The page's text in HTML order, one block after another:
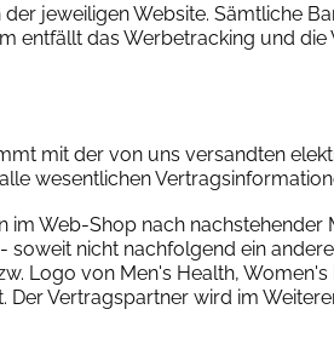
jeweiligen Website. Sämtliche
entfällt das Werbetracking und die
mit der von uns versandten
wesentlichen
im Web-Shop nach nachstehender
soweit nicht nachfolgend ein
Logo von Men's Health, Women's
Vertragspartner wird im